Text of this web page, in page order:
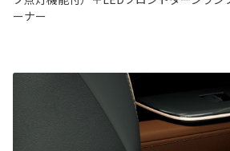
ーナー